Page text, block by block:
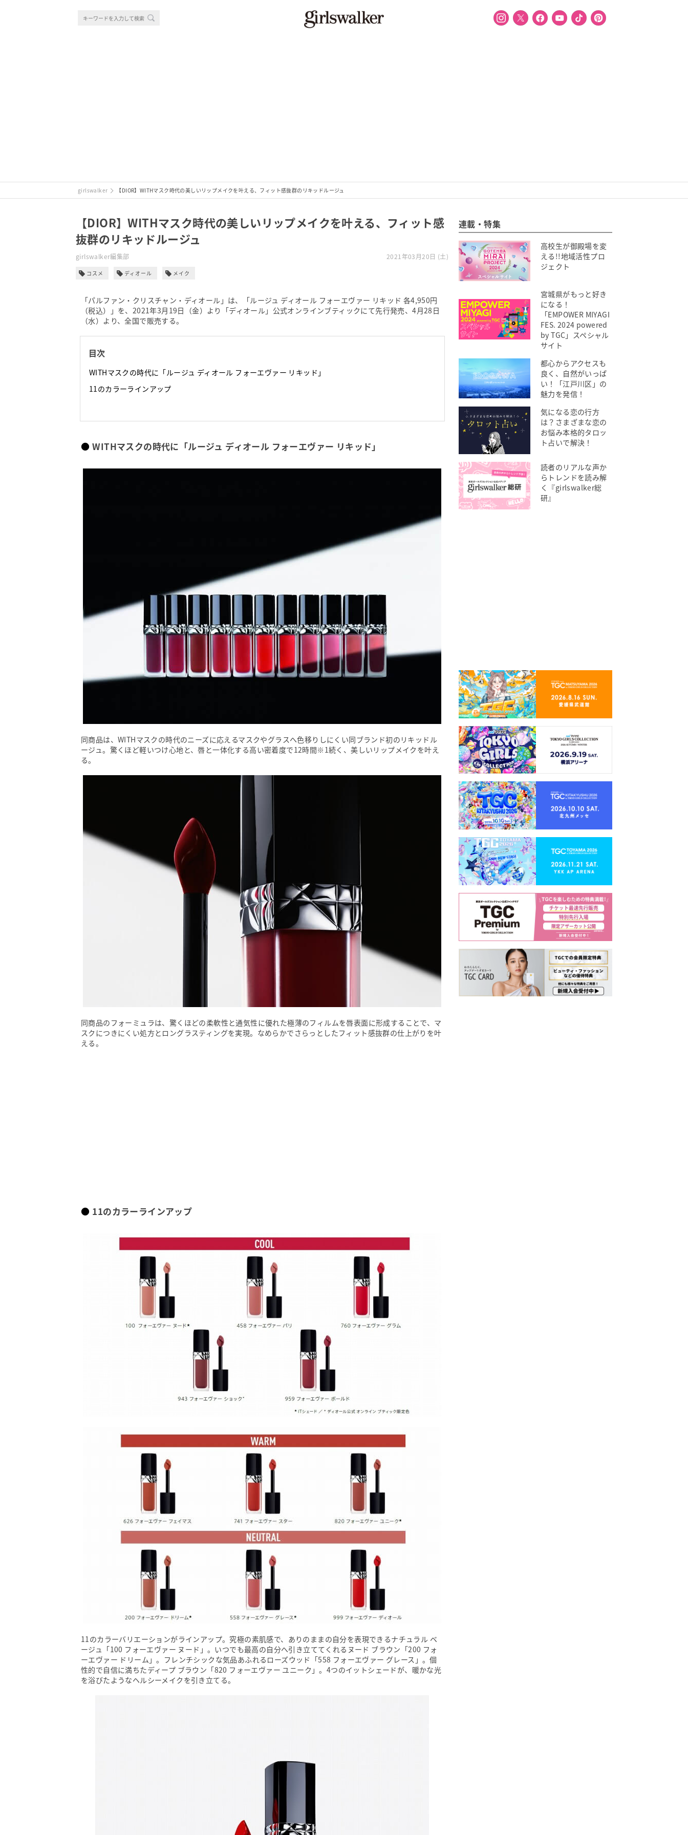
girlswalker 【DIOR】WITHマスク時代の美しいリップメイクを叶える、フィット感抜群のリキッドルージュ
【DIOR】WITHマスク時代の美しいリップメイクを叶える、フィット感
抜群のリキッドルージュ
girlswalker編集部 2021年03月20日 (土)
コスメ ディオール メイク
「パルファン・クリスチャン・ディオール」は、「ルージュ ディオール フォーエヴァー リキッド 各4,950円
（税込）」を、2021年3月19日（金）より「ディオール」公式オンラインブティックにて先行発売、4月28日
（水）より、全国で販売する。
目次
WITHマスクの時代に「ルージュ ディオール フォーエヴァー リキッド」
11のカラーラインアップ
WITHマスクの時代に「ルージュ ディオール フォーエヴァー リキッド」
同商品は、WITHマスクの時代のニーズに応えるマスクやグラスへ色移りしにくい同ブランド初のリキッドル
ージュ。驚くほど軽いつけ心地と、唇と一体化する高い密着度で12時間※1続く、美しいリップメイクを叶え
る。
同商品のフォーミュラは、驚くほどの柔軟性と通気性に優れた極薄のフィルムを唇表面に形成することで、マ
スクにつきにくい処方とロングラスティングを実現。なめらかでさらっとしたフィット感抜群の仕上がりを叶
える。
11のカラーラインアップ
11のカラーバリエーションがラインアップ。究極の素肌感で、ありのままの自分を表現できるナチュラル ベ
ージュ「100 フォーエヴァー ヌード」。いつでも最高の自分へ引き立ててくれるヌード ブラウン「200 フォ
ーエヴァー ドリーム」。フレンチシックな気品あふれるローズウッド「558 フォーエヴァー グレース」。個
性的で自信に満ちたディープ ブラウン「820 フォーエヴァー ユニーク」。4つのイットシェードが、暖かな光
を浴びたようなヘルシーメイクを引き立てる。
連載・特集
高校生が御殿場を変
える!!地域活性プロ
ジェクト
宮城県がもっと好き
になる！
「EMPOWER MIYAGI
FES. 2024 powered
by TGC」スペシャル
サイト
都心からアクセスも
良く、自然がいっぱ
い！「江戸川区」の
魅力を発信！
気になる恋の行方
は？さまざまな恋の
お悩み本格的タロッ
ト占いで解決！
読者のリアルな声か
らトレンドを読み解
く『girlswalker総
研』